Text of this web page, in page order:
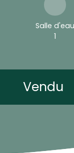
Salle d'eau
1
Vendu